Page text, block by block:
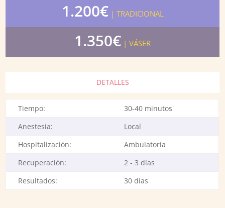
1.200€ | TRADICIONAL
1.350€ | VÁSER
DETALLES
Tiempo:
30-40 minutos
Anestesia:
Local
Hospitalización:
Ambulatoria
Recuperación:
2 - 3 días
Resultados:
30 días